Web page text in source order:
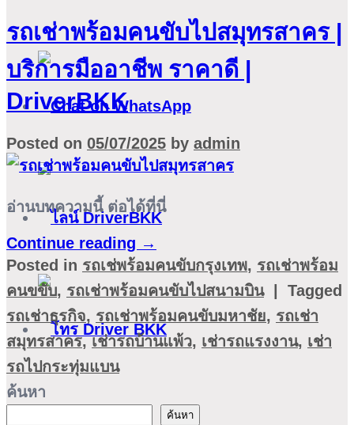
รถเช่าพร้อมคนขับไปสมุทรสาคร |
บริการมืออาชีพ ราคาดี |
DriverBKK
Posted on 05/07/2025 by admin
อ่านบทความนี้ ต่อได้ที่นี่
Continue reading →
Posted in รถเช่พร้อมคนขับกรุงเทพ, รถเช่าพร้อม
คนขขับ, รถเช่าพร้อมคนขับไปสนามบิน
Tagged
รถเช่าธุรกิจ, รถเช่าพร้อมคนขับมหาชัย, รถเช่า
สมุทรสาคร,เช่ารถบ้านแพ้ว, เช่ารถแรงงาน, เช่า
รถไปกระทุ่มแบน
ค้นหา
ค้นหา